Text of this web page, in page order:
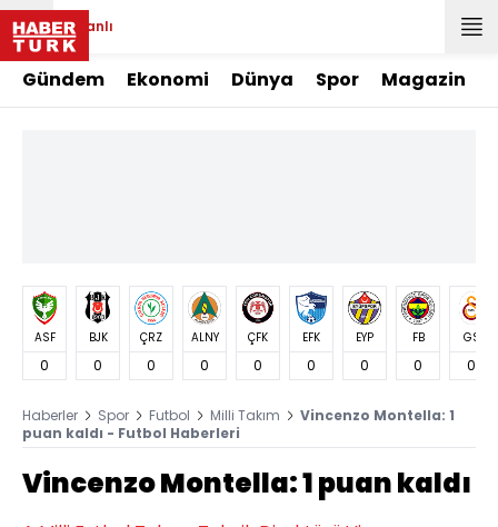
Canlı
Gündem Ekonomi Dünya Spor Magazin
ASF
0
BJK
0
ÇRZ
0
ALNY
0
ÇFK
0
EFK
0
EYP
0
FB
0
GS
0
Haberler Spor Futbol Milli Takım
Vincenzo Montella: 1
puan kaldı - Futbol Haberleri
Vincenzo Montella: 1 puan kaldı